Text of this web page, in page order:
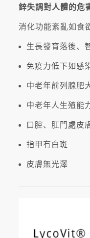
鋅失調對人體的危
消化功能紊亂如食
生長發育落後、
免疫力低下如感
中老年前列腺肥
中老年人生殖能
口腔、肛門處皮
指甲有白斑
皮膚無光澤